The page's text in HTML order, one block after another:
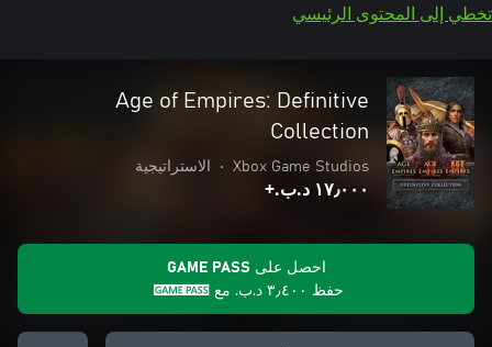
تخطي إلى المحتوى الرئيسي
Age of Empires: Definitive
Collection
Xbox Game Studios
• الاستراتيجية
١٧٫٠٠٠ د.ب.‏+
احصل على GAME PASS
حفظ ٣٫٤٠٠ د.ب.‏ مع